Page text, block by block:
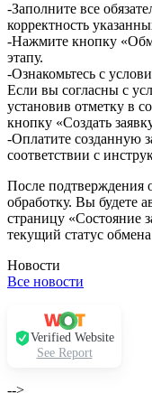
-Заполните все
корректность
-Нажмите кнопку
этапу.
-Ознакомьтесь с
Если вы согласны с
установив отметку в
кнопку «Создать
-Оплатите созданную
соответствии с
После подтверждения
обработку. Вы будете
страницу «Состояние
текущий статус
Новости
Все новости
Verified Website
See Report